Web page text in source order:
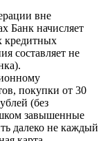
вне
Банк начисляет
кредитных
составляет не
покупки от 30
(без
завышенные
далеко не каждый